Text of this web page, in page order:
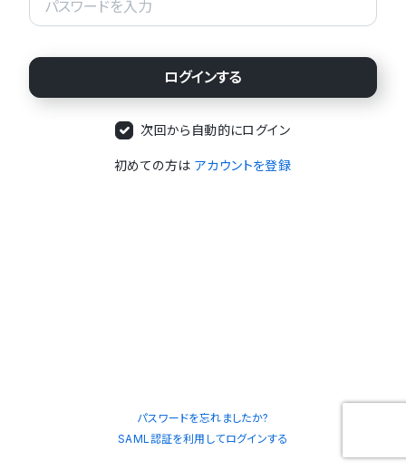
次回から自動的にログイン
初めての方は アカウントを登録
パスワードを忘れましたか?
SAML認証を利用してログインする